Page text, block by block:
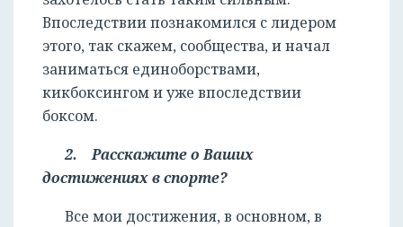
Впоследствии познакомился с лидером
этого, так скажем, сообщества, и начал
заниматься единоборствами,
кикбоксингом и уже впоследствии
боксом.
2. Расскажите о Ваших
достижениях в спорте?
Все мои достижения, в основном, в